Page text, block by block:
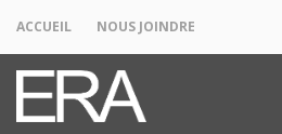
ACCUEIL NOUS JOINDRE